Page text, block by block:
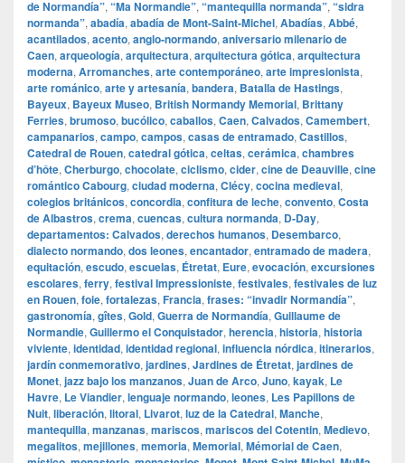
de Normandía”, “Ma Normandie”, “mantequilla normanda”, “sidra
normanda”, abadía, abadía de Mont-Saint-Michel, Abadías, Abbé,
acantilados, acento, anglo‑normando, aniversario milenario de
Caen, arqueología, arquitectura, arquitectura gótica, arquitectura
moderna, Arromanches, arte contemporáneo, arte impresionista,
arte románico, arte y artesanía, bandera, Batalla de Hastings,
Bayeux, Bayeux Museo, British Normandy Memorial, Brittany
Ferries, brumoso, bucólico, caballos, Caen, Calvados, Camembert,
campanarios, campo, campos, casas de entramado, Castillos,
Catedral de Rouen, catedral gótica, celtas, cerámica, chambres
d’hôte, Cherburgo, chocolate, ciclismo, cider, cine de Deauville, cine
romántico Cabourg, ciudad moderna, Clécy, cocina medieval,
colegios británicos, concordia, confitura de leche, convento, Costa
de Albastros, crema, cuencas, cultura normanda, D‑Day,
departamentos: Calvados, derechos humanos, Desembarco,
dialecto normando, dos leones, encantador, entramado de madera,
equitación, escudo, escuelas, Étretat, Eure, evocación, excursiones
escolares, ferry, festival Impressioniste, festivales, festivales de luz
en Rouen, foie, fortalezas, Francia, frases: “invadir Normandía”,
gastronomía, gîtes, Gold, Guerra de Normandía, Guillaume de
Normandie, Guillermo el Conquistador, herencia, historia, historia
viviente, identidad, identidad regional, influencia nórdica, itinerarios,
jardín conmemorativo, jardines, Jardines de Étretat, jardines de
Monet, jazz bajo los manzanos, Juan de Arco, Juno, kayak, Le
Havre, Le Viandier, lenguaje normando, leones, Les Papillons de
Nuit, liberación, litoral, Livarot, luz de la Catedral, Manche,
mantequilla, manzanas, mariscos, mariscos del Cotentin, Medievo,
megalitos, mejillones, memoria, Memorial, Mémorial de Caen,